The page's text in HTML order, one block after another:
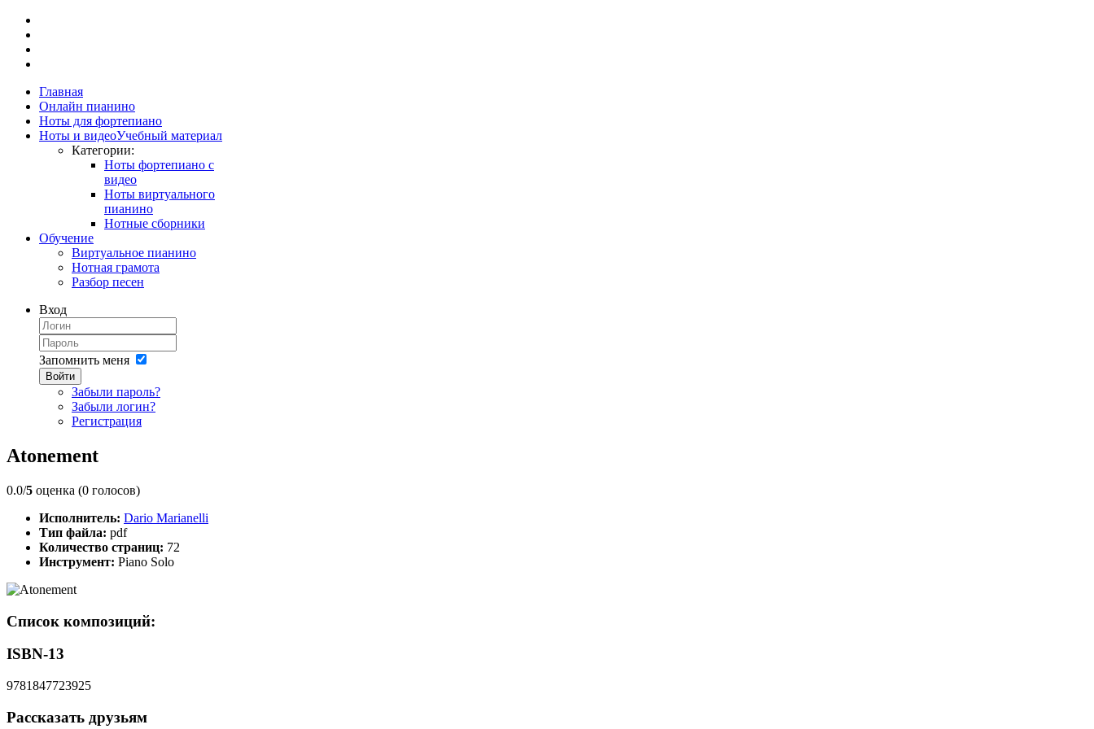
Главная
Онлайн пианино
Ноты для фортепиано
Ноты и видеоУчебный материал
Категории:
Ноты фортепиано с
видео
Ноты виртуального
пианино
Нотные сборники
Обучение
Виртуальное пианино
Нотная грамота
Разбор песен
Вход
Запомнить меня
Войти
Забыли пароль?
Забыли логин?
Регистрация
Atonement
0.0/5 оценка (0 голосов)
Исполнитель: Dario Marianelli
Тип файла: pdf
Количество страниц: 72
Инструмент: Piano Solo
Список композиций:
ISBN-13
9781847723925
Рассказать друзьям